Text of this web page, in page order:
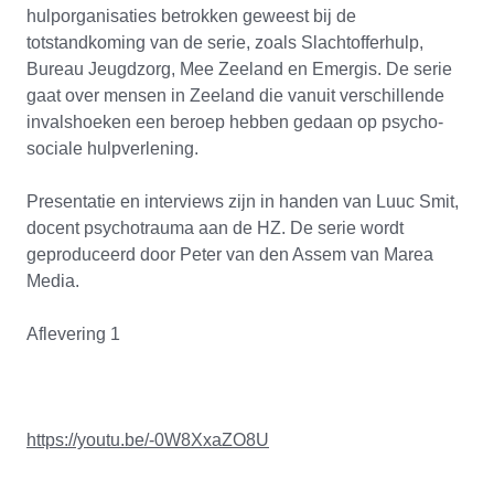
hulporganisaties betrokken geweest bij de
totstandkoming van de serie, zoals Slachtofferhulp,
Bureau Jeugdzorg, Mee Zeeland en Emergis. De serie
gaat over mensen in Zeeland die vanuit verschillende
invalshoeken een beroep hebben gedaan op psycho-
sociale hulpverlening.
Presentatie en interviews zijn in handen van Luuc Smit,
docent psychotrauma aan de HZ. De serie wordt
geproduceerd door Peter van den Assem van Marea
Media.
Aflevering 1
https://youtu.be/-0W8XxaZO8U